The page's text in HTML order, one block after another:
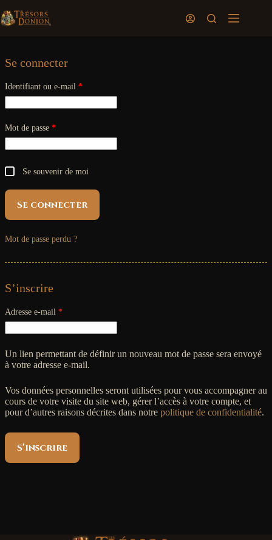
au
contenu
Se connecter
Identifiant ou e-mail *Obligatoire
Mot de passe *Obligatoire
Se souvenir de moi
Se connecter
Mot de passe perdu ?
S’inscrire
Adresse e-mail *Obligatoire
Un lien permettant de définir un nouveau mot de passe sera envoyé
à votre adresse e-mail.
Vos données personnelles seront utilisées pour vous accompagner au
cours de votre visite du site web, gérer l’accès à votre compte, et
pour d’autres raisons décrites dans notre politique de confidentialité.
S’inscrire